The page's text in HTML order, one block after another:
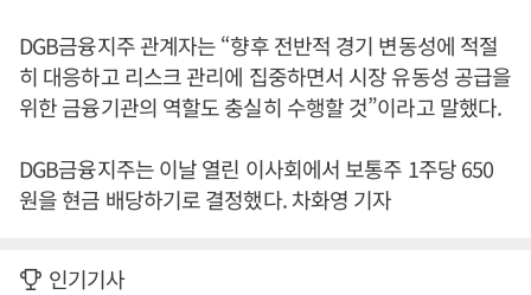
DGB금융지주 관계자는 “향후 전반적 경기 변동성에 적절
히 대응하고 리스크 관리에 집중하면서 시장 유동성 공급을
위한 금융기관의 역할도 충실히 수행할 것”이라고 말했다.
DGB금융지주는 이날 열린 이사회에서 보통주 1주당 650
원을 현금 배당하기로 결정했다. 차화영 기자
인기기사